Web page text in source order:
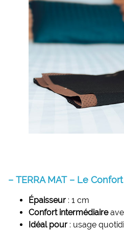
– TERRA MAT – Le Confort
Épaisseur : 1 cm
Confort intermédiaire
Idéal pour : usage